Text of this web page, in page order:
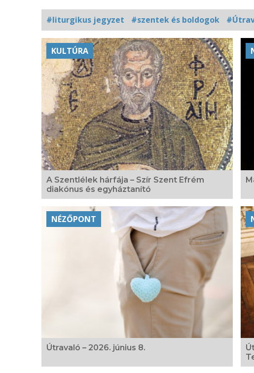
#liturgikus jegyzet #szentek és boldogok
Kapcsolódó
fotógaléria
KULTÚRA
A Szentlélek hárfája – Szír Szent Efrém
diakónus és egyháztanító
NÉZŐPONT
Útravaló – 2026. június 8.